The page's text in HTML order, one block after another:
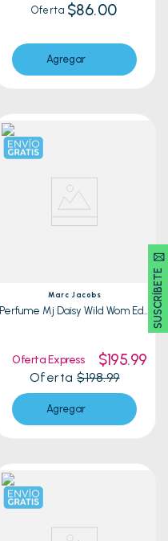
SUSCRÍBETE 🖂
Oferta $86.00
Agregar
Marc Jacobs
Perfume Mj Daisy Wild Wom Edp
Oferta Express $195.99
Oferta $198.99
Agregar